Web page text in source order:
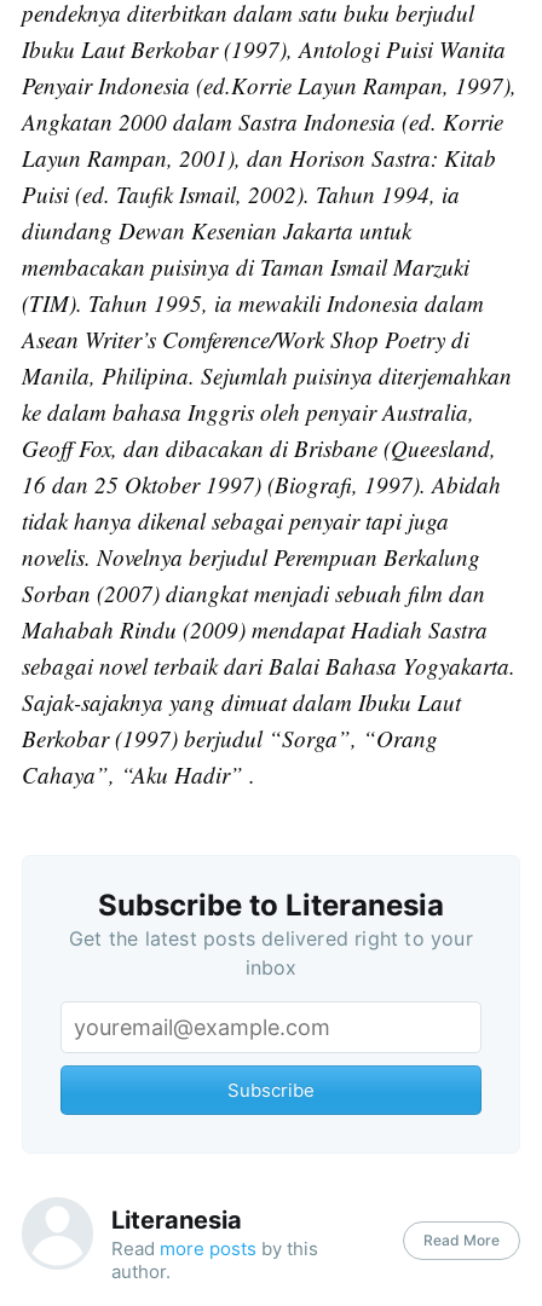
pendeknya diterbitkan dalam satu buku berjudul
Ibuku Laut Berkobar (1997), Antologi Puisi Wanita
Penyair Indonesia (ed.Korrie Layun Rampan, 1997),
Angkatan 2000 dalam Sastra Indonesia (ed. Korrie
Layun Rampan, 2001), dan Horison Sastra: Kitab
Puisi (ed. Taufik Ismail, 2002). Tahun 1994, ia
diundang Dewan Kesenian Jakarta untuk
membacakan puisinya di Taman Ismail Marzuki
(TIM). Tahun 1995, ia mewakili Indonesia dalam
Asean Writer’s Comference/Work Shop Poetry di
Manila, Philipina. Sejumlah puisinya diterjemahkan
ke dalam bahasa Inggris oleh penyair Australia,
Geoff Fox, dan dibacakan di Brisbane (Queesland,
16 dan 25 Oktober 1997) (Biografi, 1997). Abidah
tidak hanya dikenal sebagai penyair tapi juga
novelis. Novelnya berjudul Perempuan Berkalung
Sorban (2007) diangkat menjadi sebuah film dan
Mahabah Rindu (2009) mendapat Hadiah Sastra
sebagai novel terbaik dari Balai Bahasa Yogyakarta.
Sajak-sajaknya yang dimuat dalam Ibuku Laut
Berkobar (1997) berjudul “Sorga”, “Orang
Cahaya”, “Aku Hadir” .
Subscribe to Literanesia
Get the latest posts delivered right to your
inbox
Subscribe
Literanesia
Read more posts by this
author.
Read More
Subscribe